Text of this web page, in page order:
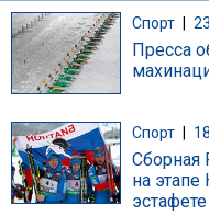
Спорт |
Пресса
Спорт
Сборная
на
эстафете